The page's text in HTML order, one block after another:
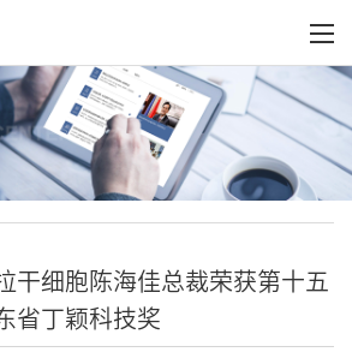
干细胞陈海佳总裁荣获第十五
省丁颖科技奖